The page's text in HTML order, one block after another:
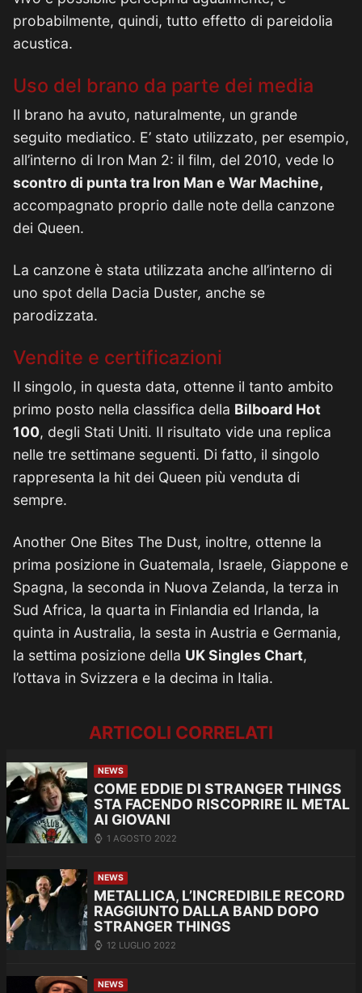
probabilmente, quindi, tutto effetto di pareidolia
acustica.
Uso del brano da parte dei media
Il brano ha avuto, naturalmente, un grande
seguito mediatico. E’ stato utilizzato, per esempio,
all’interno di Iron Man 2: il film, del 2010, vede lo
scontro di punta tra Iron Man e War Machine,
accompagnato proprio dalle note della canzone
dei Queen.
La canzone è stata utilizzata anche all’interno di
uno spot della Dacia Duster, anche se
parodizzata.
Vendite e certificazioni
Il singolo, in questa data, ottenne il tanto ambito
primo posto nella classifica della Bilboard Hot
100, degli Stati Uniti. Il risultato vide una replica
nelle tre settimane seguenti. Di fatto, il singolo
rappresenta la hit dei Queen più venduta di
sempre.
Another One Bites The Dust, inoltre, ottenne la
prima posizione in Guatemala, Israele, Giappone e
Spagna, la seconda in Nuova Zelanda, la terza in
Sud Africa, la quarta in Finlandia ed Irlanda, la
quinta in Australia, la sesta in Austria e Germania,
la settima posizione della UK Singles Chart,
l’ottava in Svizzera e la decima in Italia.
ARTICOLI CORRELATI
NEWS
COME EDDIE DI STRANGER THINGS
STA FACENDO RISCOPRIRE IL METAL
AI GIOVANI
1 AGOSTO 2022
NEWS
METALLICA, L’INCREDIBILE RECORD
RAGGIUNTO DALLA BAND DOPO
STRANGER THINGS
12 LUGLIO 2022
NEWS